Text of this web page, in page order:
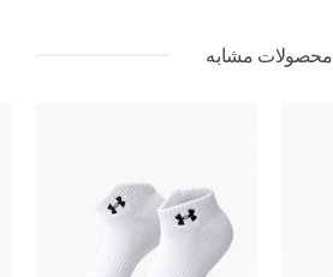
محصولات مشابه